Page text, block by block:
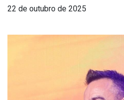
22 de outubro de 2025